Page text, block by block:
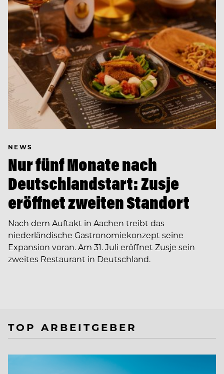
NEWS
Nur fünf Monate nach
Deutschlandstart: Zusje
eröffnet zweiten Standort
Nach dem Auftakt in Aachen treibt das
niederländische Gastronomiekonzept seine
Expansion voran. Am 31. Juli eröffnet Zusje sein
zweites Restaurant in Deutschland.
TOP ARBEITGEBER